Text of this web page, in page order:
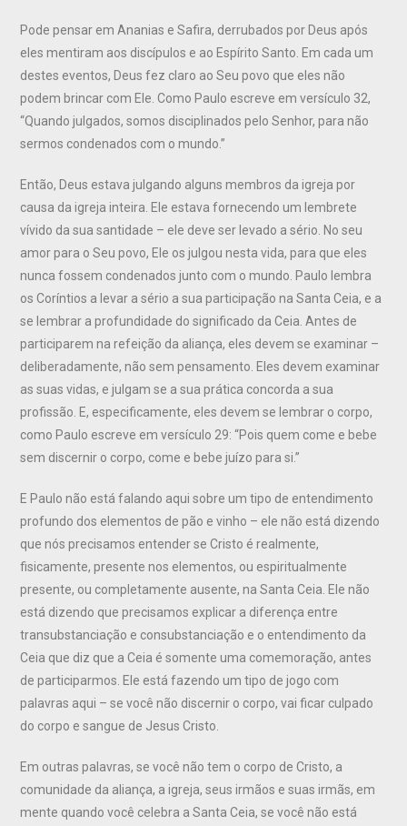
Pode pensar em Ananias e Safira, derrubados por Deus após
eles mentiram aos discípulos e ao Espírito Santo. Em cada um
destes eventos, Deus fez claro ao Seu povo que eles não
podem brincar com Ele. Como Paulo escreve em versículo 32,
“Quando julgados, somos disciplinados pelo Senhor, para não
sermos condenados com o mundo.”
Então, Deus estava julgando alguns membros da igreja por
causa da igreja inteira. Ele estava fornecendo um lembrete
vívido da sua santidade – ele deve ser levado a sério. No seu
amor para o Seu povo, Ele os julgou nesta vida, para que eles
nunca fossem condenados junto com o mundo. Paulo lembra
os Coríntios a levar a sério a sua participação na Santa Ceia, e a
se lembrar a profundidade do significado da Ceia. Antes de
participarem na refeição da aliança, eles devem se examinar –
deliberadamente, não sem pensamento. Eles devem examinar
as suas vidas, e julgam se a sua prática concorda a sua
profissão. E, especificamente, eles devem se lembrar o corpo,
como Paulo escreve em versículo 29: “Pois quem come e bebe
sem discernir o corpo, come e bebe juízo para si.”
E Paulo não está falando aqui sobre um tipo de entendimento
profundo dos elementos de pão e vinho – ele não está dizendo
que nós precisamos entender se Cristo é realmente,
fisicamente, presente nos elementos, ou espiritualmente
presente, ou completamente ausente, na Santa Ceia. Ele não
está dizendo que precisamos explicar a diferença entre
transubstanciação e consubstanciação e o entendimento da
Ceia que diz que a Ceia é somente uma comemoração, antes
de participarmos. Ele está fazendo um tipo de jogo com
palavras aqui – se você não discernir o corpo, vai ficar culpado
do corpo e sangue de Jesus Cristo.
Em outras palavras, se você não tem o corpo de Cristo, a
comunidade da aliança, a igreja, seus irmãos e suas irmãs, em
mente quando você celebra a Santa Ceia, se você não está